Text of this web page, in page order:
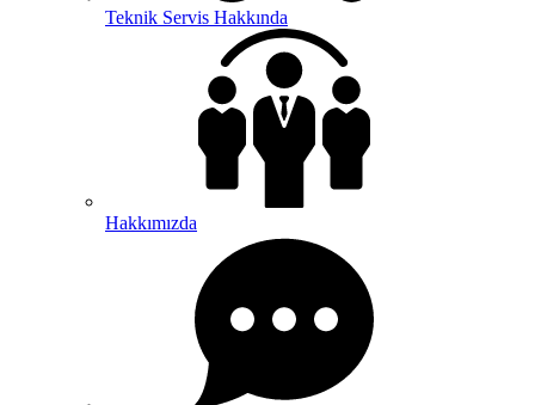
Teknik Servis Hakkında
Hakkımızda